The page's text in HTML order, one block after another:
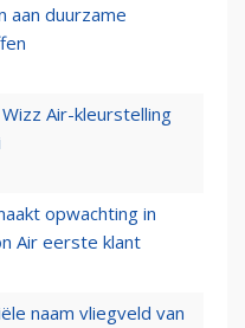
aan duurzame
Air-kleurstelling
opwachting in
Air eerste klant
naam vliegveld van